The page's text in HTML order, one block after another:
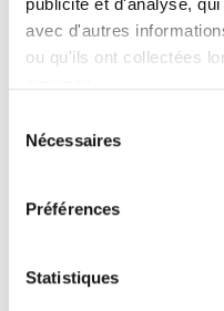
publicité et d'analyse,
avec d'autres
ou qu'ils ont collectées
Nécessaires
Préférences
Statistiques